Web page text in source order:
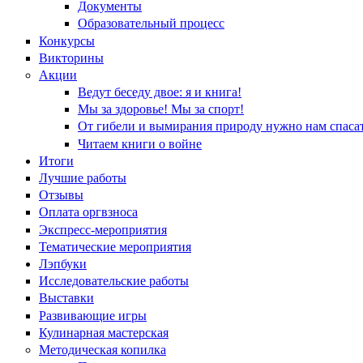
Документы
Образовательный процесс
Конкурсы
Викторины
Акции
Ведут беседу двое: я и книга!
Мы за здоровье! Мы за спорт!
От гибели и вымирания природу нужно нам
Читаем книги о войне
Итоги
Лучшие работы
Отзывы
Оплата оргвзноса
Экспресс-мероприятия
Тематические мероприятия
Лэпбуки
Исследовательские работы
Выставки
Развивающие игры
Кулинарная мастерская
Методическая копилка